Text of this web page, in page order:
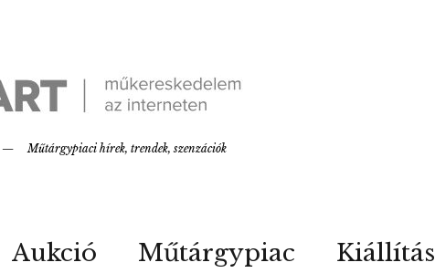
Műtárgypiaci hírek, trendek, szenzációk
Aukció Műtárgypiac Kiállítás